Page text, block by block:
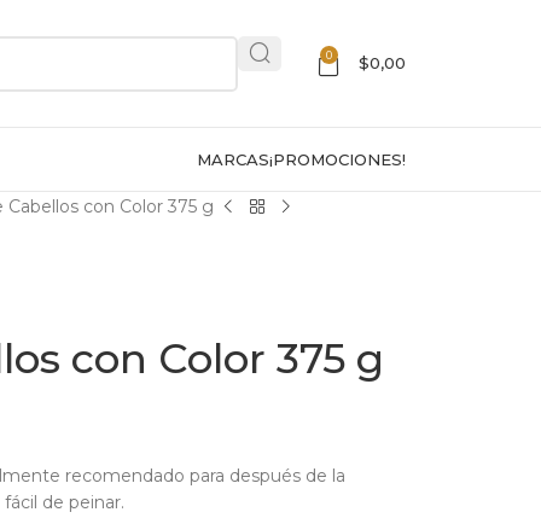
0 $0,00
MARCAS¡PROMOCIONES!
Cabellos con Color 375 g
con Color 375 g
recomendado para después de la
de peinar.